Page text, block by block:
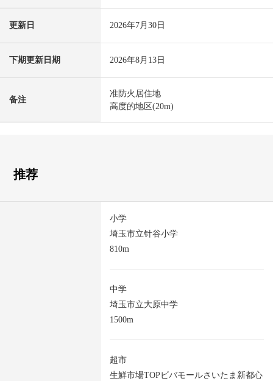
更新日 2026年7月30日
下期更新日期 2026年8月13日
备注
准防火居住地
高度的地区(20m)
推荐
小学
埼玉市立针谷小学
810m
中学
埼玉市立大原中学
1500m
超市
生鮮市場TOPビバモールさいたま新都心